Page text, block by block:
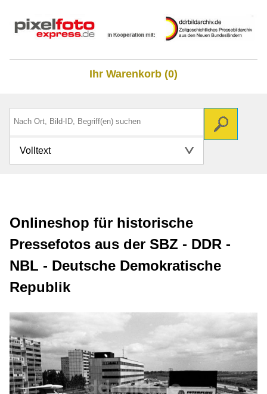
Ihr Warenkorb (0)
Volltext
Onlineshop für historische
Pressefotos aus der SBZ - DDR -
NBL - Deutsche Demokratische
Republik